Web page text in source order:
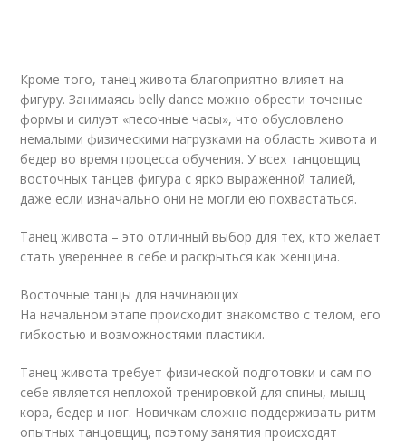
Кроме того, танец живота благоприятно влияет на
фигуру. Занимаясь belly dance можно обрести точеные
формы и силуэт «песочные часы», что обусловлено
немалыми физическими нагрузками на область живота и
бедер во время процесса обучения. У всех танцовщиц
восточных танцев фигура с ярко выраженной талией,
даже если изначально они не могли ею похвастаться.
Танец живота – это отличный выбор для тех, кто желает
стать увереннее в себе и раскрыться как женщина.
Восточные танцы для начинающих
На начальном этапе происходит знакомство с телом, его
гибкостью и возможностями пластики.
Танец живота требует физической подготовки и сам по
себе является неплохой тренировкой для спины, мышц
кора, бедер и ног. Новичкам сложно поддерживать ритм
опытных танцовщиц, поэтому занятия происходят